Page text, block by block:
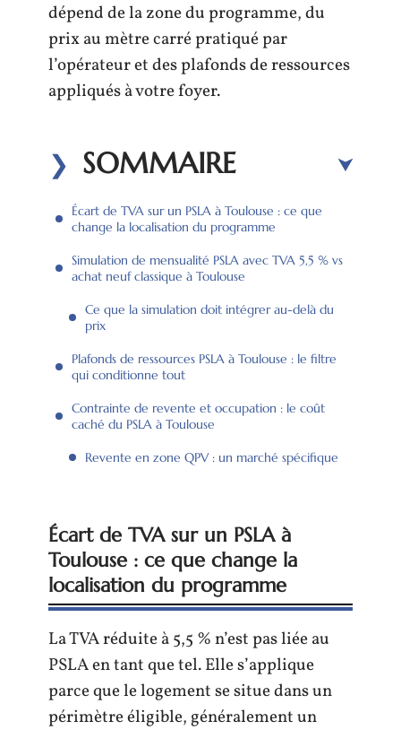
dépend de la zone du programme, du
prix au mètre carré pratiqué par
l’opérateur et des plafonds de ressources
appliqués à votre foyer.
SOMMAIRE
Écart de TVA sur un PSLA à Toulouse : ce que
change la localisation du programme
Simulation de mensualité PSLA avec TVA 5,5 % vs
achat neuf classique à Toulouse
Ce que la simulation doit intégrer au-delà du
prix
Plafonds de ressources PSLA à Toulouse : le filtre
qui conditionne tout
Contrainte de revente et occupation : le coût
caché du PSLA à Toulouse
Revente en zone QPV : un marché spécifique
Écart de TVA sur un PSLA à
Toulouse : ce que change la
localisation du programme
La TVA réduite à 5,5 % n’est pas liée au
PSLA en tant que tel. Elle s’applique
parce que le logement se situe dans un
périmètre éligible, généralement un